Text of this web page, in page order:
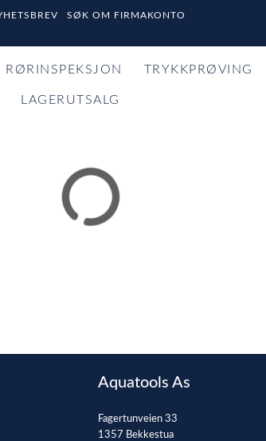
SØK OM FIRMAKONTO
RØRINSPEKSJON TRYKKPRØVING
LAGERUTSALG
Aquatools As
Fagertunveien 33
1357 Bekkestua